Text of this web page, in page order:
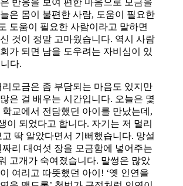
은 몸이 불편한 사람, 도움이 필요한
도움이 필요한 사람이라고 말하면
것이 정말 고마웠습니다. 역시 사람
가 되면 남을 도우려는 자비심이 있
다.
리모금은 좀 부담되는 마음도 있지만
은 걸 배우는 시간입니다. 오늘은 몇
학교에서 전담했던 아이를 만났는데,
이 되었다고 합니다. 자기는 저 멀리
딱 알았다면서 기뻐했습니다. 망설
짜리 대여섯 장을 모금함에 넣어주는
고개가 숙여졌습니다. 말썽은 많았
여리고 따뜻했던 아이! ‘옛 인연을